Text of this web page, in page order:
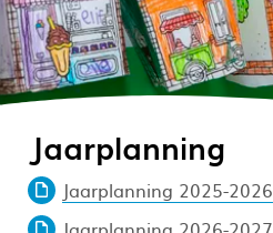
Jaarplanning
Jaarplanning 2025-2026